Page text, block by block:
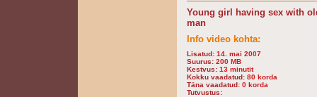
Young girl having sex with
man
Info video kohta:
Lisatud: 14. mai 2007
Suurus: 200 MB
Kestvus: 13 minutit
Kokku vaadatud: 80 korda
Täna vaadatud: 0 korda
Tutvustus: